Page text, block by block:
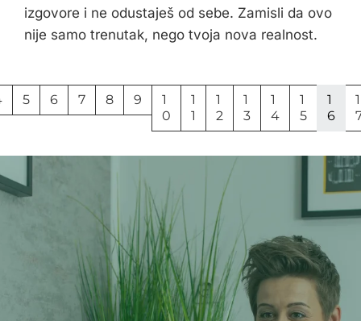
izgovore i ne odustaješ od sebe. Zamisli da ovo
nije samo trenutak, nego tvoja nova realnost.
5 6 7 8 9
1
0
1
1
1
2
1
3
1
4
1
5
1
6
1